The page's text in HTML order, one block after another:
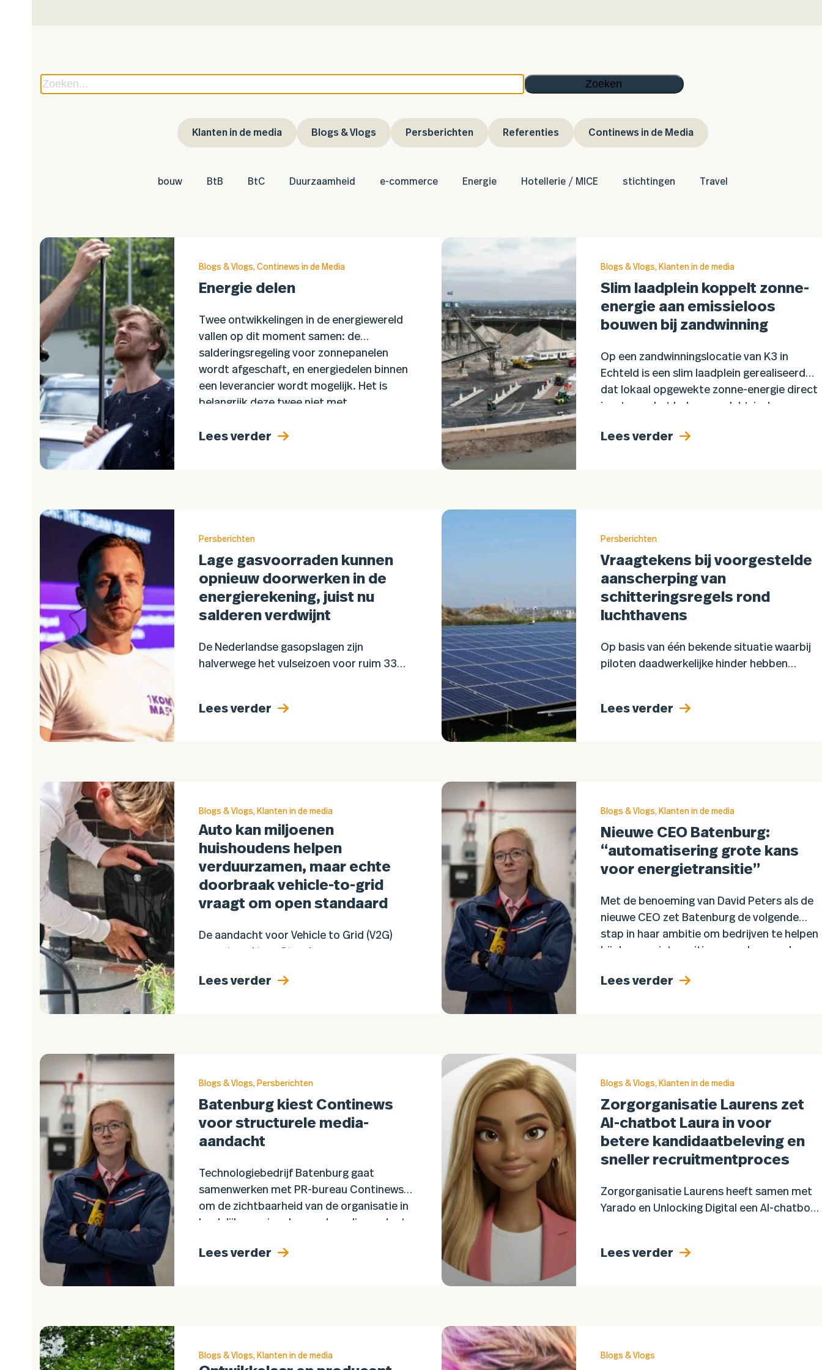
Zoeken... Zoeken
Klanten in de media Blogs & Vlogs Persberichten Referenties Continews in de Media
bouw BtB BtC Duurzaamheid e-commerce Energie Hotellerie / MICE stichtingen Travel
Blogs & Vlogs,Continews in de Media
Energie delen
Twee ontwikkelingen in de energiewereld
vallen op dit moment samen: de
salderingsregeling voor zonnepanelen
wordt afgeschaft, en energiedelen binnen
een leverancier wordt mogelijk. Het is
belangrijk deze twee niet met…
Lees verder
Blogs & Vlogs, Klanten in de media
Slim laadplein koppelt zonne-
energie aan emissieloos
bouwen bij zandwinning
Op een zandwinningslocatie van K3 in
Echteld is een slim laadplein gerealiseerd
dat lokaal opgewekte zonne-energie direct
inzet voor het laden van elektrisch
energiemanagementsysteem dat vraag
Lees verder
Persberichten
Lage gasvoorraden kunnen
opnieuw doorwerken in de
energierekening, juist nu
salderen verdwijnt
De Nederlandse gasopslagen zijn
halverwege het vulseizoen voor ruim 33
benadrukken dat Nederland voldoende gas
Lees verder
Persberichten
Vraagtekens bij voorgestelde
aanscherping van
schitteringsregels rond
luchthavens
Op basis van één bekende situatie waarbij
piloten daadwerkelijke hinder hebben
voor alle toekomstige zonneparken rond
Lees verder
Blogs & Vlogs, Klanten in de media
Auto kan miljoenen
huishoudens helpen
verduurzamen, maar echte
doorbraak vehicle-to-grid
vraagt om open standaard
De aandacht voor Vehicle to Grid (V2G)
elektrische auto's niet alleen kunnen
Lees verder
Blogs & Vlogs, Klanten in de media
Nieuwe CEO Batenburg:
“automatisering grote kans
voor energietransitie”
Met de benoeming van David Peters als de
nieuwe CEO zet Batenburg de volgende
stap in haar ambitie om bedrijven te helpen
bij de energietransitie en verdergaande
Lees verder
Blogs & Vlogs, Persberichten
Batenburg kiest Continews
voor structurele media-
aandacht
Technologiebedrijf Batenburg gaat
samenwerken met PR-bureau Continews
om de zichtbaarheid van de organisatie in
landelijke, regionale en vakmedia verder te
het structureel ontwikkelen van…
Lees verder
Blogs & Vlogs, Klanten in de media
Zorgorganisatie Laurens zet
AI-chatbot Laura in voor
betere kandidaatbeleving en
sneller recruitmentproces
Zorgorganisatie Laurens heeft samen met
Yarado en Unlocking Digital een AI-chatbot
“Laura” ondersteunt sollicitanten tijdens
Lees verder
Blogs & Vlogs, Klanten in de media Blogs & Vlogs